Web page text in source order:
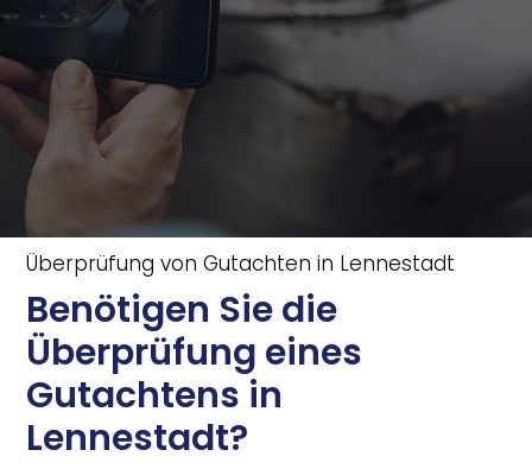
Überprüfung von Gutachten in Lennestadt
Benötigen Sie die
Überprüfung eines
Gutachtens in
Lennestadt?